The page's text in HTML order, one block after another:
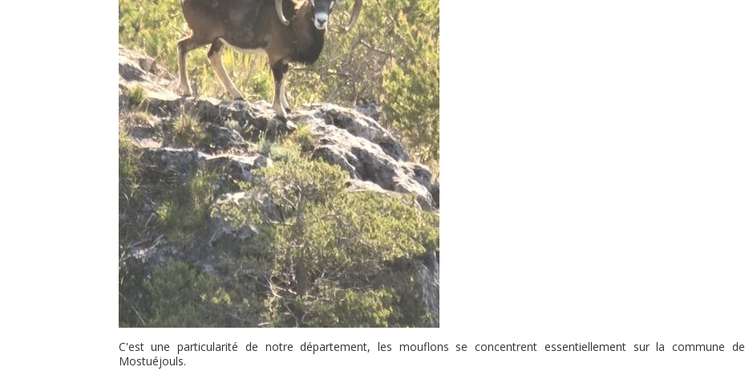
C'est une particularité de notre département, les mouflons se concentrent essentiellement sur la commune de
Mostuéjouls.